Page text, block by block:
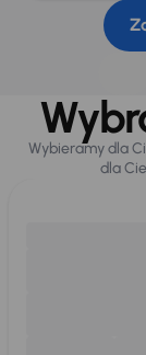
Wybieramy dla
dla